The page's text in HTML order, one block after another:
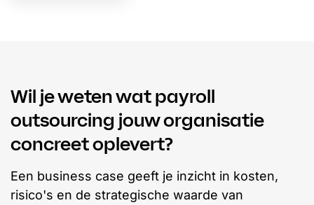
Wil je weten wat payroll
outsourcing jouw organisatie
concreet oplevert?
Een business case geeft je inzicht in kosten,
risico's en de strategische waarde van